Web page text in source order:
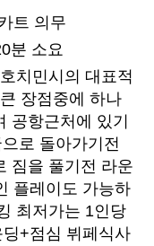
트 의무
분 소요
치민시의 대표적
장점중에 하나
공항근처에 있기
로 돌아가기전
짐을 풀기전 라운
플레이도 가능하
최저가는 1인당
+점심 뷔페식사